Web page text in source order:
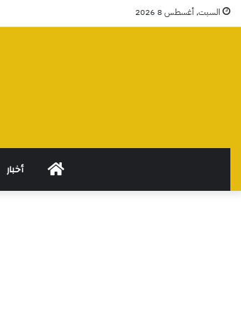
السبت, أغسطس 8 2026
الرئيسيةأخبار